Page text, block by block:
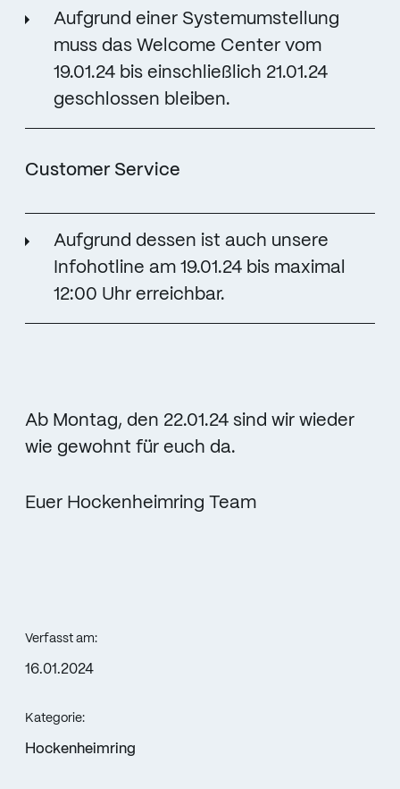
Aufgrund einer Systemumstellung
muss das Welcome Center vom
19.01.24 bis einschließlich 21.01.24
geschlossen bleiben.
Customer Service
Aufgrund dessen ist auch unsere
Infohotline am 19.01.24 bis maximal
12:00 Uhr erreichbar.
Ab Montag, den 22.01.24 sind wir wieder
wie gewohnt für euch da.
Euer Hockenheimring Team
Verfasst am:
16.01.2024
Kategorie:
Hockenheimring